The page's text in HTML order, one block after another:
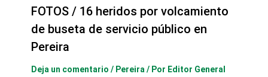
FOTOS / 16 heridos por volcamiento
de buseta de servicio público en
Pereira
Deja un comentario / Pereira / Por Editor General